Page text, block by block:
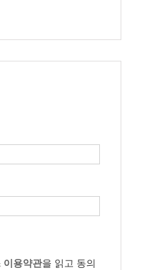
이용약관을 읽고 동의